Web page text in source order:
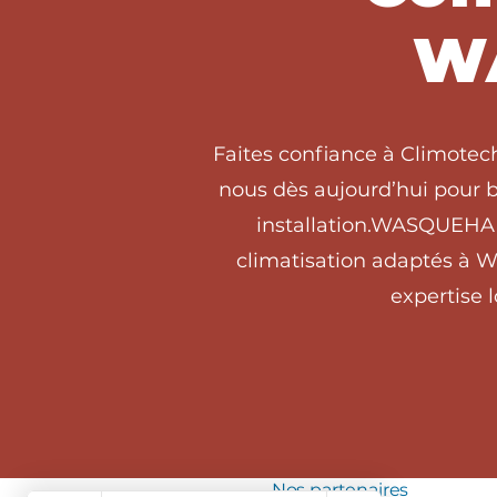
Faites confiance à
nous dès aujourd’hui
climatisation adaptés à
expertise
Nos partenaires